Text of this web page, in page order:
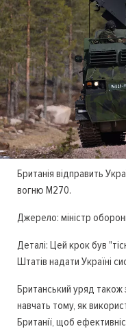
Британія відправить
вогню M270.
Джерело: міністр
Деталі: Цей крок був
Штатів надати Україні
Британський уряд також
навчать тому, як
Британії, щоб